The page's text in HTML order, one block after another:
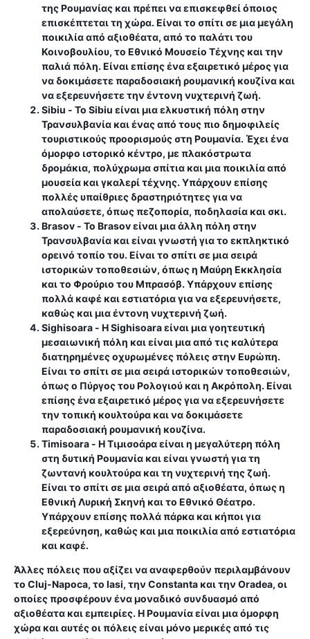
της Ρουμανίας και πρέπει να επισκεφθεί όποιος
επισκέπτεται τη χώρα. Είναι το σπίτι σε μια μεγάλη
ποικιλία από αξιοθέατα, από το παλάτι του
Κοινοβουλίου, το Εθνικό Μουσείο Τέχνης και την
παλιά πόλη. Είναι επίσης ένα εξαιρετικό μέρος για
να δοκιμάσετε παραδοσιακή ρουμανική κουζίνα και
να εξερευνήσετε την έντονη νυχτερινή ζωή.
Sibiu - Το Sibiu είναι μια ελκυστική πόλη στην
Τρανσυλβανία και ένας από τους πιο δημοφιλείς
τουριστικούς προορισμούς στη Ρουμανία. Έχει ένα
όμορφο ιστορικό κέντρο, με πλακόστρωτα
δρομάκια, πολύχρωμα σπίτια και μια ποικιλία από
μουσεία και γκαλερί τέχνης. Υπάρχουν επίσης
πολλές υπαίθριες δραστηριότητες για να
απολαύσετε, όπως πεζοπορία, ποδηλασία και σκι.
Brasov - Το Brasov είναι μια άλλη πόλη στην
Τρανσυλβανία και είναι γνωστή για το εκπληκτικό
ορεινό τοπίο του. Είναι το σπίτι σε μια σειρά
ιστορικών τοποθεσιών, όπως η Μαύρη Εκκλησία
και το Φρούριο του Μπρασόβ. Υπάρχουν επίσης
πολλά καφέ και εστιατόρια για να εξερευνήσετε,
καθώς και μια έντονη νυχτερινή ζωή.
Sighisoara - Η Sighisoara είναι μια γοητευτική
μεσαιωνική πόλη και είναι μια από τις καλύτερα
διατηρημένες οχυρωμένες πόλεις στην Ευρώπη.
Είναι το σπίτι σε μια σειρά ιστορικών τοποθεσιών,
όπως ο Πύργος του Ρολογιού και η Ακρόπολη. Είναι
επίσης ένα εξαιρετικό μέρος για να εξερευνήσετε
την τοπική κουλτούρα και να δοκιμάσετε
παραδοσιακή ρουμανική κουζίνα.
Timisoara - Η Τιμισοάρα είναι η μεγαλύτερη πόλη
στη δυτική Ρουμανία και είναι γνωστή για τη
ζωντανή κουλτούρα και τη νυχτερινή της ζωή.
Είναι το σπίτι σε μια σειρά από αξιοθέατα, όπως η
Εθνική Λυρική Σκηνή και το Εθνικό Θέατρο.
Υπάρχουν επίσης πολλά πάρκα και κήποι για
εξερεύνηση, καθώς και μια ποικιλία από εστιατόρια
και καφέ.
Άλλες πόλεις που αξίζει να αναφερθούν περιλαμβάνουν
το Cluj-Napoca, το Iasi, την Constanta και την Oradea, οι
οποίες προσφέρουν ένα μοναδικό συνδυασμό από
αξιοθέατα και εμπειρίες. Η Ρουμανία είναι μια όμορφη
χώρα και αυτές οι πόλεις είναι μόνο μερικές από τις